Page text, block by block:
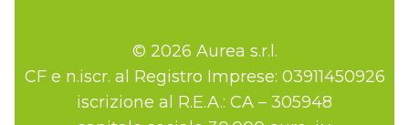
© 2026 Aurea s.r.l.
CF e n.iscr. al Registro Imprese: 03911450926
iscrizione al R.E.A.: CA – 305948